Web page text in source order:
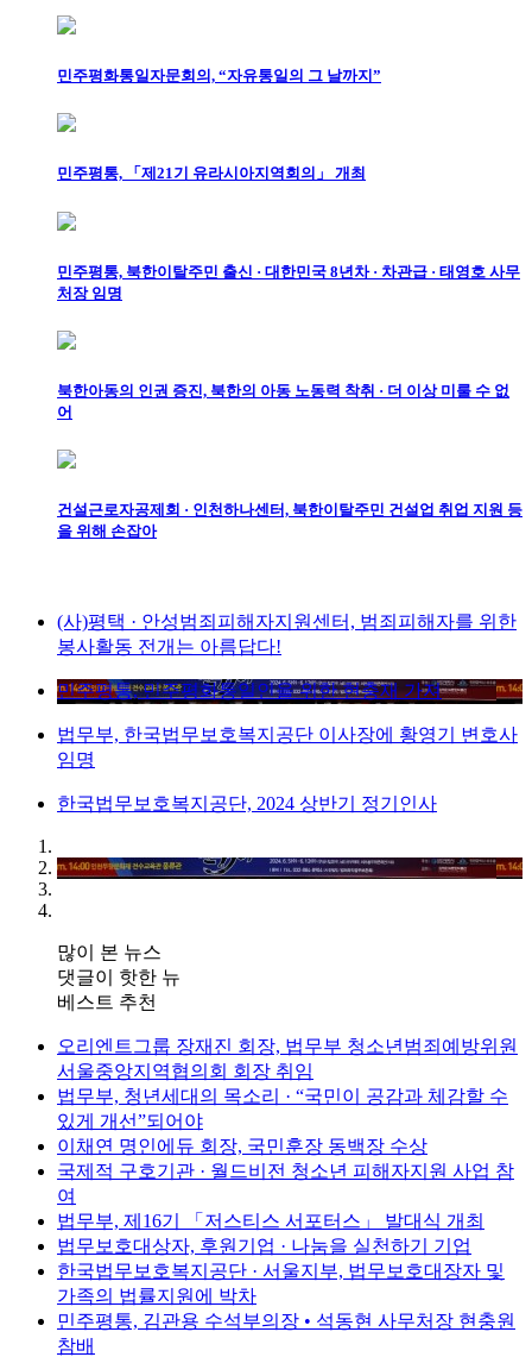
민주평화통일자문회의, “자유통일의 그 날까지”
민주평통, 「제21기 유라시아지역회의」 개최
민주평통, 북한이탈주민 출신 · 대한민국 8년차 · 차관급 · 태영호 사무
처장 임명
북한아동의 인권 증진, 북한의 아동 노동력 착취 · 더 이상 미룰 수 없
어
건설근로자공제회 · 인천하나센터, 북한이탈주민 건설업 취업 지원 등
을 위해 손잡아
(사)평택 · 안성범죄피해자지원센터, 범죄피해자를 위한
봉사활동 전개는 아름답다!
민주평통, 민주평화통일인을 위한 현충재 가져
법무부, 한국법무보호복지공단 이사장에 황영기 변호사
임명
한국법무보호복지공단, 2024 상반기 정기인사
많이 본 뉴스
댓글이 핫한 뉴
베스트 추천
오리엔트그룹 장재진 회장, 법무부 청소년범죄예방위원
서울중앙지역협의회 회장 취임
법무부, 청년세대의 목소리 · “국민이 공감과 체감할 수
있게 개선”되어야
이채연 명인에듀 회장, 국민훈장 동백장 수상
국제적 구호기관 · 월드비전 청소년 피해자지원 사업 참
여
법무부, 제16기 「저스티스 서포터스」 발대식 개최
법무보호대상자, 후원기업 · 나눔을 실천하기 기업
한국법무보호복지공단 · 서울지부, 법무보호대장자 및
가족의 법률지원에 박차
민주평통, 김관용 수석부의장 • 석동현 사무처장 현충원
참배